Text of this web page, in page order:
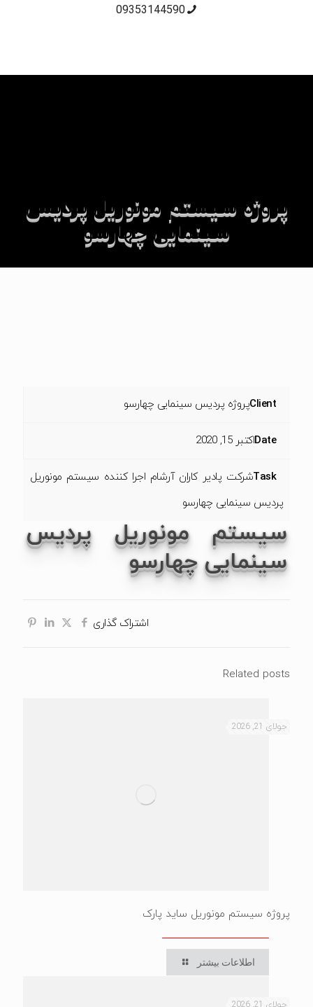
09353144590
پروژه سیستم مونوریل پردیس
سینمایی چهارسو
Clientپروژه پردیس سینمایی چهارسو
Dateاکتبر 15, 2020
Taskشرکت پادیر کاران آرشام اجرا کننده سیستم مونوریل
پردیس سینمایی چهارسو
سیستم مونوریل پردیس
سینمایی چهارسو
اشتراک گذاری
Related posts
جولای 21, 2026
پروژه سیستم مونوریل ساید پارک
اطلاعات بیشتر